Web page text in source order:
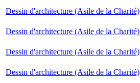
Dessin d'architecture (Asile de la Charité)
Dessin d'architecture (Asile de la Charité)
Dessin d'architecture (Asile de la Charité)
Dessin d'architecture (Asile de la Charité)